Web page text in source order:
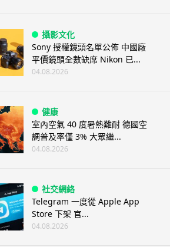
攝影文化
Sony 授權鏡頭名單公佈 中國廠
平價鏡頭全數缺席 Nikon 已...
04.08.2026
健康
室內空氣 40 度暑熱難耐 德國空
調普及率僅 3% 大眾繼...
04.08.2026
社交網絡
Telegram 一度從 Apple App
Store 下架 官...
04.08.2026